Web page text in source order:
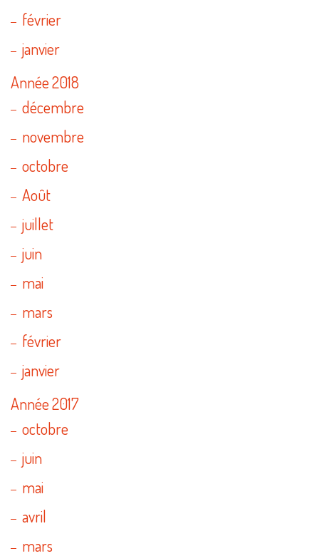
février
janvier
Année 2018
décembre
novembre
octobre
Août
juillet
juin
mai
mars
février
janvier
Année 2017
octobre
juin
mai
avril
mars